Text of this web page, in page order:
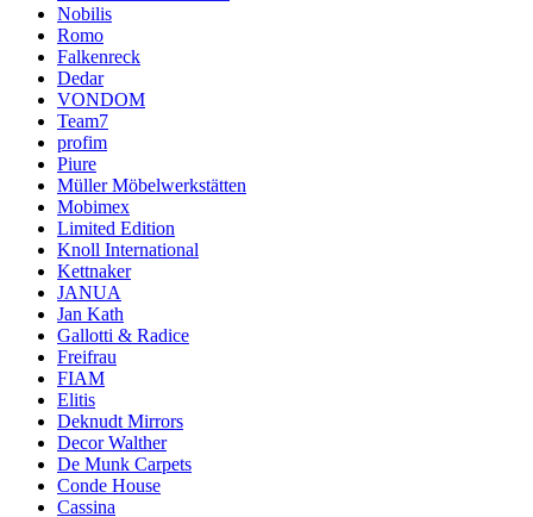
Nobilis
Romo
Falkenreck
Dedar
VONDOM
Team7
profim
Piure
Müller Möbelwerkstätten
Mobimex
Limited Edition
Knoll International
Kettnaker
JANUA
Jan Kath
Gallotti & Radice
Freifrau
FIAM
Elitis
Deknudt Mirrors
Decor Walther
De Munk Carpets
Conde House
Cassina